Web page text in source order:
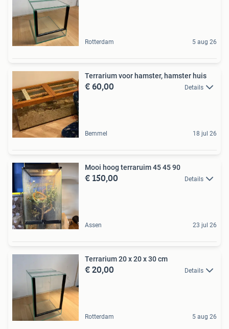
Rotterdam 5 aug 26
Terrarium voor hamster, hamster huis
€ 60,00 Details
Bemmel 18 jul 26
Mooi hoog terraruim 45 45 90
€ 150,00 Details
Assen 23 jul 26
Terrarium 20 x 20 x 30 cm
€ 20,00 Details
Rotterdam 5 aug 26